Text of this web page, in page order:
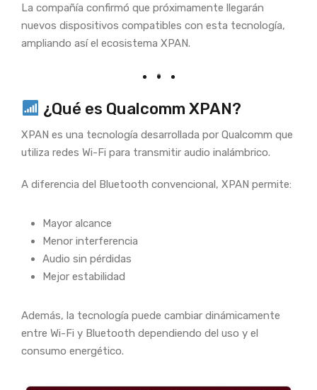
La compañía confirmó que próximamente llegarán
nuevos dispositivos compatibles con esta tecnología,
ampliando así el ecosistema XPAN.
¿Qué es Qualcomm XPAN?
XPAN es una tecnología desarrollada por Qualcomm que
utiliza redes Wi-Fi para transmitir audio inalámbrico.
A diferencia del Bluetooth convencional, XPAN permite:
Mayor alcance
Menor interferencia
Audio sin pérdidas
Mejor estabilidad
Además, la tecnología puede cambiar dinámicamente
entre Wi-Fi y Bluetooth dependiendo del uso y el
consumo energético.